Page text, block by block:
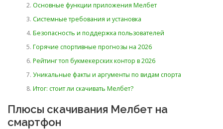
Основные функции приложения Мелбет
Системные требования и установка
Безопасность и поддержка пользователей
Горячие спортивные прогнозы на 2026
Рейтинг топ букмекерских контор в 2026
Уникальные факты и аргументы по видам спорта
Итог: стоит ли скачивать Мелбет?
Плюсы скачивания Мелбет на
смартфон